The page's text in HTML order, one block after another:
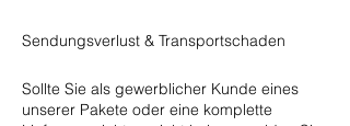
Sendungsverlust & Transportschaden
Sollte Sie als gewerblicher Kunde eines
unserer Pakete oder eine komplette